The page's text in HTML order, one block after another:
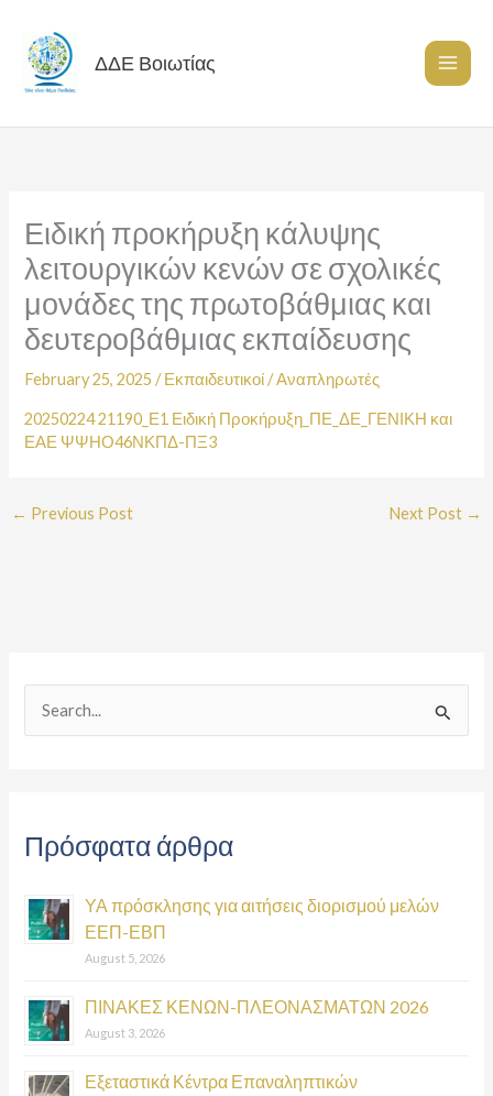
content
ΔΔΕ Βοιωτίας
Ειδική προκήρυξη κάλυψης
λειτουργικών κενών σε σχολικές
μονάδες της πρωτοβάθμιας και
δευτεροβάθμιας εκπαίδευσης
February 25, 2025/Εκπαιδευτικοί/Αναπληρωτές
20250224 21190_Ε1 Ειδική Προκήρυξη_ΠΕ_ΔΕ_ΓΕΝΙΚΗ και
ΕΑΕ ΨΨΗΟ46ΝΚΠΔ-ΠΞ3
← Previous Post Next Post →
c
f
o
Πρόσφατα άρθρα
ΥΑ πρόσκλησης για αιτήσεις διορισμού μελών
ΕΕΠ-ΕΒΠ
August 5, 2026
ΠΙΝΑΚΕΣ ΚΕΝΩΝ-ΠΛΕΟΝΑΣΜΑΤΩΝ 2026
August 3, 2026
Εξεταστικά Κέντρα Επαναληπτικών